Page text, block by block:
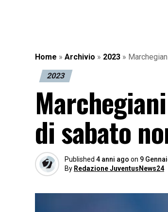
Home » Archivio » 2023 »
2023
di sabato
Published 4 anni ago on 9
By Redazione JuventusNews24